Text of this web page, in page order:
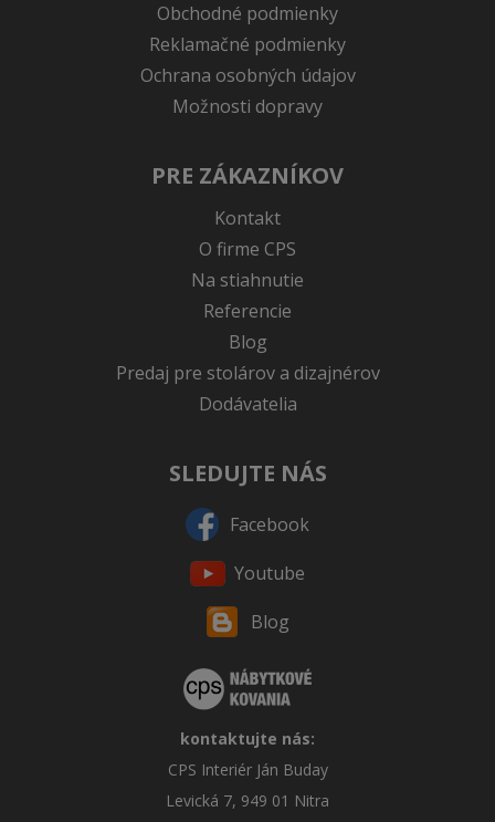
Obchodné podmienky
Reklamačné podmienky
Ochrana osobných údajov
Možnosti dopravy
PRE ZÁKAZNÍKOV
Kontakt
O firme CPS
Na stiahnutie
Referencie
Blog
Predaj pre stolárov a dizajnérov
Dodávatelia
SLEDUJTE NÁS
Facebook
Youtube
Blog
kontaktujte nás:
CPS Interiér Ján Buday
Levická 7, 949 01 Nitra